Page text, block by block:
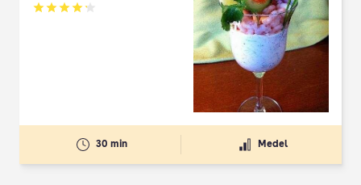
Betyg: 4.17 av 5
30 min Medel